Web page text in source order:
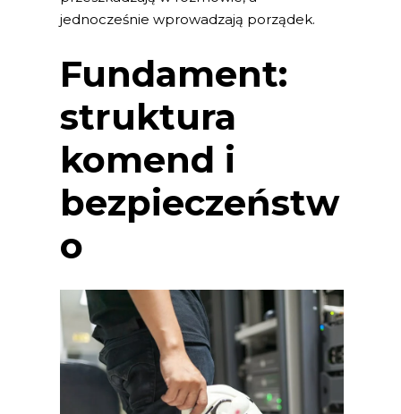
jednocześnie wprowadzają porządek.
Fundament:
struktura
komend i
bezpieczeństw
o